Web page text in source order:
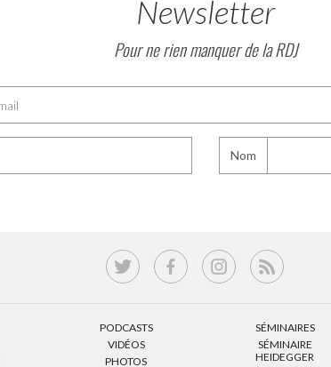
Newsletter
Pour ne rien manquer de la RDJ
Nom
PODCASTS
VIDÉOS
PHOTOS
SÉMINAIRES
SÉMINAIRE
HEIDEGGER